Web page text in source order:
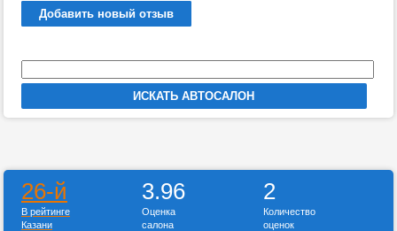
Добавить новый отзыв
26-й
В рейтинге
Казани
3.96
Оценка
салона
2
Количество
оценок